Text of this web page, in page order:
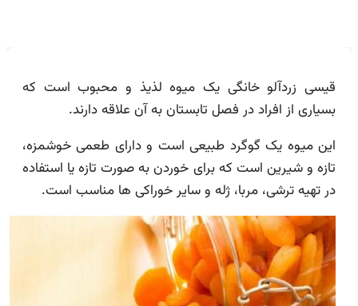
قیسی زردآلو خانگی یک میوه لذیذ و محبوب است که
بسیاری از افراد در فصل تابستان به آن علاقه دارند.
این میوه یک گوگرد طبیعی است و دارای طعمی خوشمزه،
تازه و شیرین است که برای خوردن به صورت تازه یا استفاده
در تهیه ترشی، مربا، ژله و سایر خوراکی ها مناسب است.